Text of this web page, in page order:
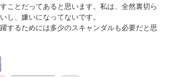
ことだってあると思います。私は、全然裏切ら
し、嫌いになってないです。
するためには多少のスキャンダルも必要だと思